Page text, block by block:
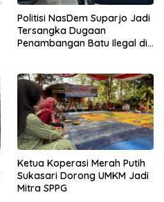
Politisi NasDem Suparjo Jadi
Tersangka Dugaan
Penambangan Batu Ilegal di
Ketua Koperasi Merah Putih
Sukasari Dorong UMKM Jadi
Mitra SPPG